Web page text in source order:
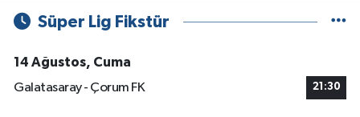
Süper Lig Fikstür
14 Ağustos, Cuma
Galatasaray - Çorum FK
21:30